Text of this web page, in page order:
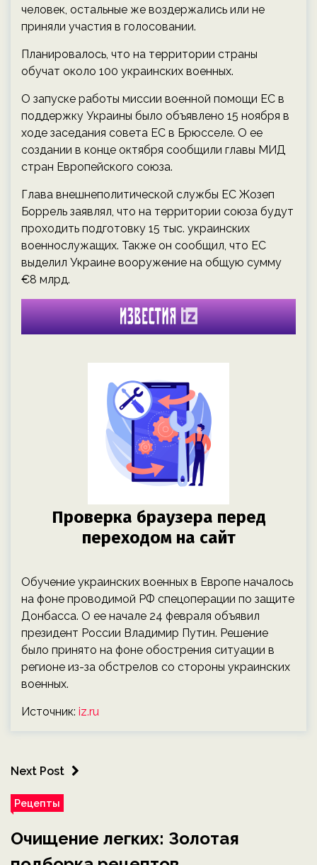
человек, остальные же воздержались или не
приняли участия в голосовании.
Планировалось, что на территории страны
обучат около 100 украинских военных.
О запуске работы миссии военной помощи ЕС в
поддержку Украины было объявлено 15 ноября в
ходе заседания совета ЕС в Брюсселе. О ее
создании в конце октября сообщили главы МИД
стран Европейского союза.
Глава внешнеполитической службы ЕС Жозеп
Боррель заявлял, что на территории союза будут
проходить подготовку 15 тыс. украинских
военнослужащих. Также он сообщил, что ЕС
выделил Украине вооружение на общую сумму
€8 млрд.
Обучение украинских военных в Европе началось
на фоне проводимой РФ спецоперации по защите
Донбасса. О ее начале 24 февраля объявил
президент России Владимир Путин. Решение
было принято на фоне обострения ситуации в
регионе из-за обстрелов со стороны украинских
военных.
Источник: iz.ru
Next Post
Рецепты
Очищение легких: Золотая